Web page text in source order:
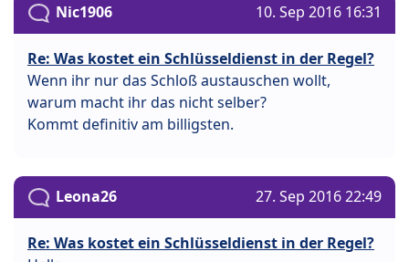
Nic1906 10. Sep 2016 16:31
Re: Was kostet ein Schlüsseldienst in der Regel?
Wenn ihr nur das Schloß austauschen wollt,
warum macht ihr das nicht selber?
Kommt definitiv am billigsten.
Leona26 27. Sep 2016 22:49
Re: Was kostet ein Schlüsseldienst in der Regel?